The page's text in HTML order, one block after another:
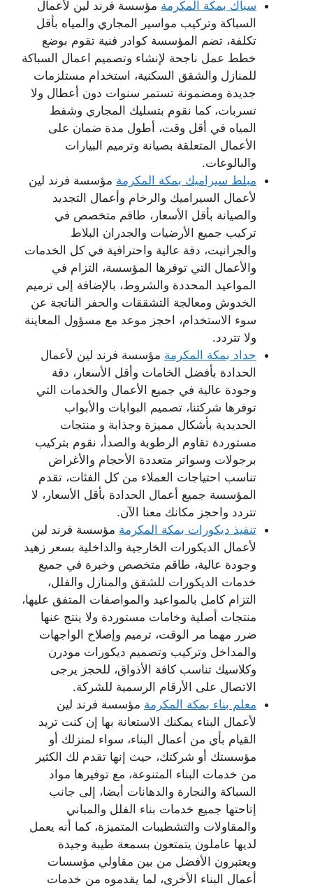
سباك بمكة المكرمة مؤسسة فرند لين لأعمال
السباكة وتركيب مواسير المجاري والمياه بأقل
تكلفة، تضم المؤسسة كوادر فنية تقوم بوضع
خطط عمل ناجحة لإنشاء وتصميم اعمال السباكة
للمنازل والشقق السكنية، استخدام مستلزمات
جديدة ومضمونة تستمر سنوات دون أعطال ولا
تسربات، كما نقوم بتسليك المجاري وشفط
المياه في أقل وقت، أطول مدة ضمان على
الأعمال المتعلقة بصيانة وترميم البيارات
والبالوعات.
مبلط سيراميك بمكة المكرمة مؤسسة فرند لين
لأعمال السيراميك والرخام وأعمال التجديد
والصيانة بأقل الأسعار، طاقم متخصص في
تركيب جميع الأرضيات والجدران البلاط
والجرانيت، دقة عالية واحترافية في كل الخدمات
والأعمال التي توفرها المؤسسة، التزام في
المواعيد المحددة والشروط، بالإضافة إلى ترميم
الخدوش ومعالجة التشققات والحفر الناتجة عن
سوء الاستخدام، احجز موعد مع مسؤول المعاينة
ولا تتردد.
حداد بمكة المكرمة مؤسسة فرند لين لأعمال
الحدادة بأفضل الخامات وأقل الأسعار، دقة
وجودة عالية في جميع الأعمال والخدمات التي
توفرها شركتنا، تصميم البوابات والأبواب
الحديدية بأشكال مميزة وجذابة و منتجات
مستوردة تقاوم الرطوبة والصدأ، نقوم بتركيب
برجولات وسواتر متعددة الأحجام والأغراض
تناسب احتياجات العملاء من كل الفئات، تقدم
المؤسسة جميع أعمال الحدادة بأقل الأسعار، لا
تتردد واحجز مكانك معنا الآن.
تنفيذ ديكورات بمكة المكرمة مؤسسة فرند لين
لأعمال الديكورات الخارجية والداخلية بسعر زهيد
وجودة عالية، طاقم متخصص وخبرة في جميع
خدمات الديكورات للشقق والمنازل والفلل،
التزام كامل بالمواعيد والمواصفات المتفق عليها،
منتجات أصلية وخامات مستوردة ولا ينتج عنها
ضرر مهما مر الوقت، ترميم وإصلاح الواجهات
والمداخل وتركيب وتصميم ديكورات مودرن
وكلاسيك تناسب كافة الأذواق، للحجز يرجى
الاتصال على الأرقام الرسمية للشركة.
معلم بناء بمكة المكرمة مؤسسة فرند لين
لأعمال البناء يمكنك الاستعانة بها إن كنت تريد
القيام بأي من أعمال البناء، سواء لمنزلك أو
مؤسستك أو شركتك، حيث إنها تقدم لك الكثير
من خدمات البناء المتنوعة، مع توفيرها مواد
السباكة والنجارة والدهانات أيضا، إلى جانب
إتاحتها جميع خدمات بناء الفلل والمباني
والمقاولات والتشطيبات المتميزة، كما أنه يعمل
لديها عاملون يتمتعون بسمعة طيبة وجيدة
ويعتبرون الأفضل من بين مقاولي مؤسسات
أعمال البناء الأخرى، لما يقدموه من خدمات